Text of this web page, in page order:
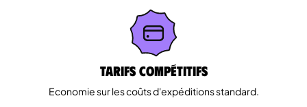
Tarifs Compétitifs
Economie sur les coûts d'expéditions standard.